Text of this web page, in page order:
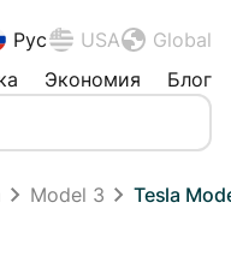
Рус USA
Global
Экономия Блог
Model 3 Tesla